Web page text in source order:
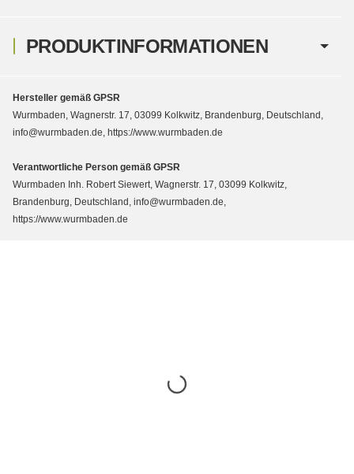
PRODUKTINFORMATIONEN
Hersteller gemäß GPSR
Wurmbaden, Wagnerstr. 17, 03099 Kolkwitz, Brandenburg, Deutschland,
info@wurmbaden.de, https://www.wurmbaden.de
Verantwortliche Person gemäß GPSR
Wurmbaden Inh. Robert Siewert, Wagnerstr. 17, 03099 Kolkwitz,
Brandenburg, Deutschland, info@wurmbaden.de,
https://www.wurmbaden.de